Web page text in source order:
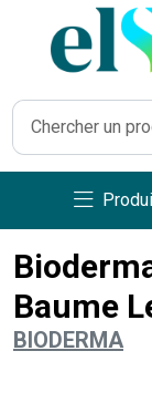
Baume
BIODERMA